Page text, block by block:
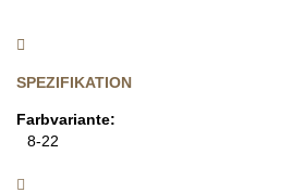
SPEZIFIKATION
Farbvariante:
8-22